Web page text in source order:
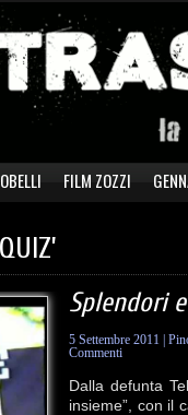
FILM ZOZZI
Splendori
5 Settembre 2011
Commenti
Dalla defunta
insieme”, con il